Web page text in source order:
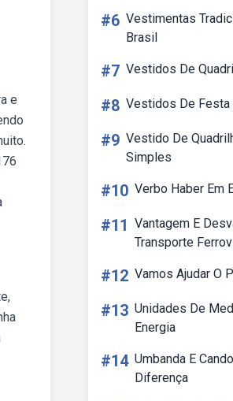
e
#6 Vestimentas
Brasil
#7 Vestidos De
#8 Vestidos De Festa
#9 Vestido De
Simples
#10 Verbo Haber Em
#11 Vantagem E
Transporte
#12 Vamos Ajudar O
#13 Unidades De
Energia
#14 Umbanda E
Diferença